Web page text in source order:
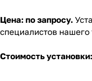
Цена: по запросу.
специалистов нашего
Стоимость установки: